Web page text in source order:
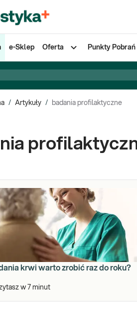
e-Sklep Oferta Punkty Pobrań
/ Artykuły / badania profilaktyczne
krwi warto zrobić raz do roku?
w 7 minut